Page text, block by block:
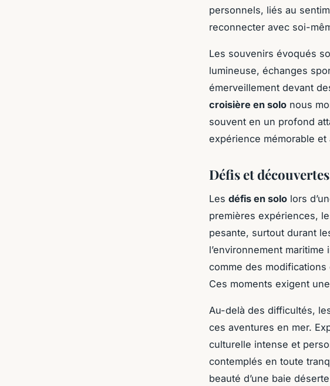
personnels, liés au
reconnecter avec soi-
Les souvenirs évoqués
lumineuse, échanges
émerveillement devant
croisière en solo nous
souvent en un profond
expérience mémorable et
Défis et
Les défis en solo lors
premières expériences,
pesante, surtout durant
l’environnement
comme des
Ces moments exigent
Au-delà des difficultés,
ces aventures en mer.
culturelle intense et
contemplés en toute
beauté d’une baie